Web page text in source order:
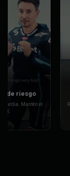
de Reservas
por pruebas. Avanza con